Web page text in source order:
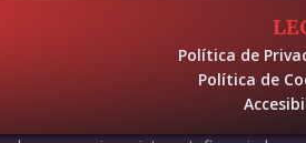
Política de
Política de